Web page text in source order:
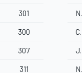
301
300
307
311